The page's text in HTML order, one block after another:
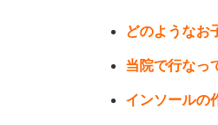
どのようなお
当院で行なっ
インソールの